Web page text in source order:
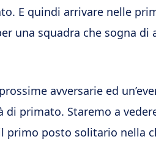
E quindi arrivare nelle
una squadra che sogna di
avversarie ed
di primato. Staremo a
primo posto solitario nella